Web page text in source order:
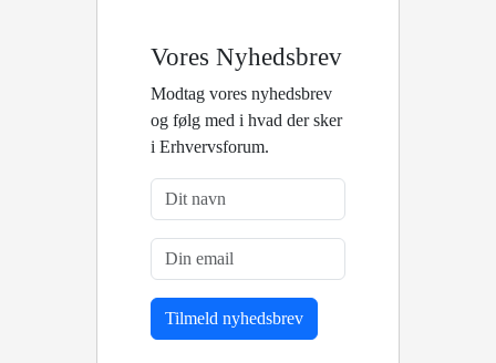
Vores Nyhedsbrev
Modtag vores nyhedsbrev
og følg med i hvad der sker
i Erhvervsforum.